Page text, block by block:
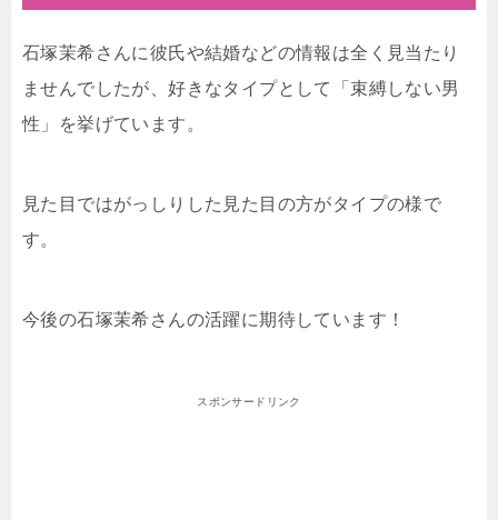
石塚茉希さんに彼氏や結婚などの情報は全く見当たり
ませんでしたが、好きなタイプとして「束縛しない男
性」を挙げています。
見た目ではがっしりした見た目の方がタイプの様で
す。
今後の石塚茉希さんの活躍に期待しています！
スポンサードリンク